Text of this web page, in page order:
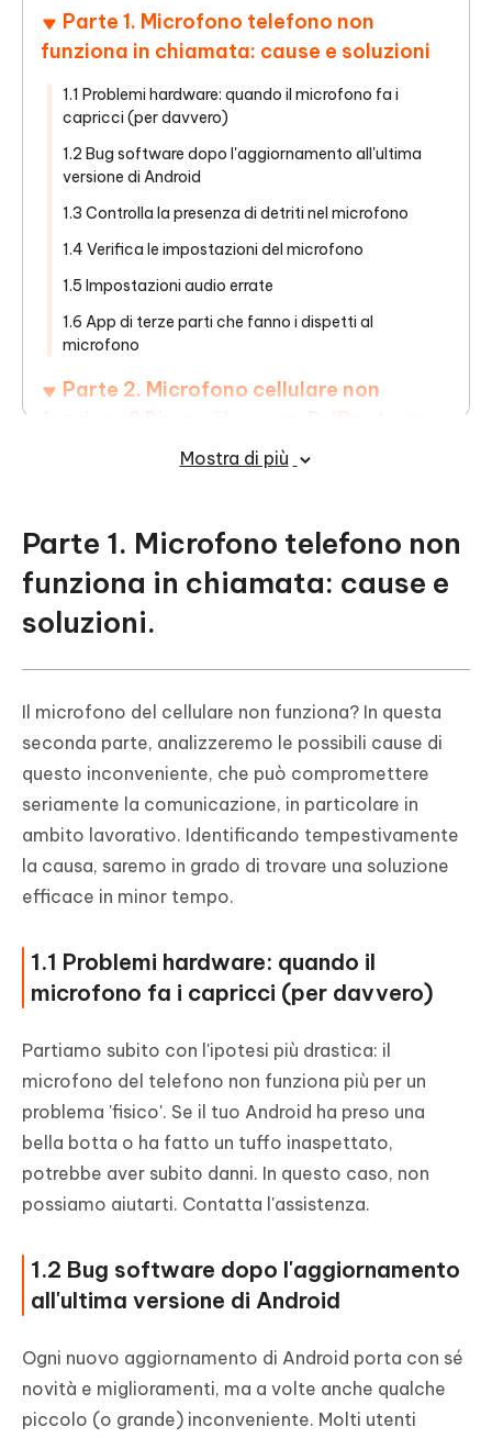
Parte 1. Microfono telefono non
funziona in chiamata: cause e soluzioni
1.1 Problemi hardware: quando il microfono fa i
capricci (per davvero)
1.2 Bug software dopo l'aggiornamento all'ultima
versione di Android
1.3 Controlla la presenza di detriti nel microfono
1.4 Verifica le impostazioni del microfono
1.5 Impostazioni audio errate
1.6 App di terze parti che fanno i dispetti al
microfono
Parte 2. Microfono cellulare non
funziona? Ripara i bug con ReiBoot per
Mostra di più
Parte 1. Microfono telefono non
funziona in chiamata: cause e
soluzioni.
Il microfono del cellulare non funziona? In questa
seconda parte, analizzeremo le possibili cause di
questo inconveniente, che può compromettere
seriamente la comunicazione, in particolare in
ambito lavorativo. Identificando tempestivamente
la causa, saremo in grado di trovare una soluzione
efficace in minor tempo.
1.1 Problemi hardware: quando il
microfono fa i capricci (per davvero)
Partiamo subito con l'ipotesi più drastica: il
microfono del telefono non funziona più per un
problema 'fisico'. Se il tuo Android ha preso una
bella botta o ha fatto un tuffo inaspettato,
potrebbe aver subito danni. In questo caso, non
possiamo aiutarti. Contatta l'assistenza.
1.2 Bug software dopo l'aggiornamento
all'ultima versione di Android
Ogni nuovo aggiornamento di Android porta con sé
novità e miglioramenti, ma a volte anche qualche
piccolo (o grande) inconveniente. Molti utenti